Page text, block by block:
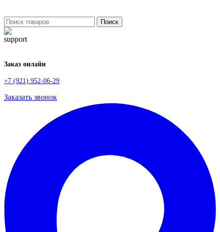
Поиск
Заказ онлайн
+7 (921) 952-06-29
Заказать звонок